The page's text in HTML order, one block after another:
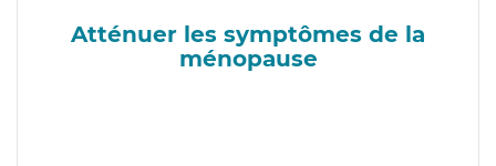
Atténuer les symptômes de la
ménopause